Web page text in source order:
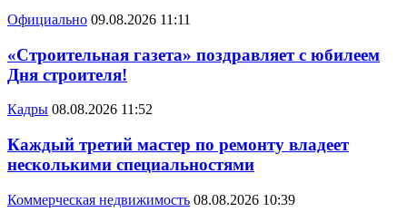
Официально 09.08.2026 11:11
«Строительная газета» поздравляет с юбилеем
Дня строителя!
Кадры 08.08.2026 11:52
Каждый третий мастер по ремонту владеет
несколькими специальностями
Коммерческая недвижимость 08.08.2026 10:39